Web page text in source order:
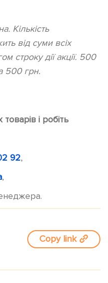
Кількість
від суми всіх
строку дії акції. 500
500 грн.
і робіть
92,
,
Copy link